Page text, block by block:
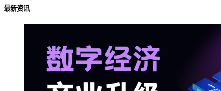
最新资讯